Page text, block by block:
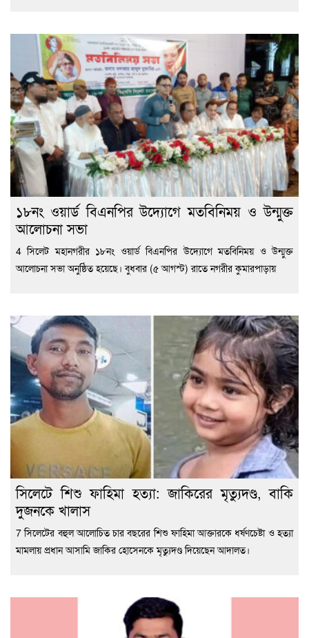
১৮নং ওয়ার্ড বিএনপির উদ্যোগে মতবিনিময় ও উন্মুক্ত
আলোচনা সভা
4 সিলেট মহানগরীর ১৮নং ওয়ার্ড বিএনপির উদ্যোগে মতবিনিময় ও উন্মুক্ত
আলোচনা সভা অনুষ্ঠিত হয়েছে। বুধবার (৫ আগস্ট) রাতে নগরীর কুমারপাড়ায়
সিলেটে শিশু ফাহিমা হত্যা: জাকিরের মৃত্যুদণ্ড, বাকি
দুজনকে খালাস
7 সিলেটের বহুল আলোচিত চার বছরের শিশু ফাহিমা আক্তারকে ধর্ষণচেষ্টা ও হত্যা
মামলায় প্রধান আসামি জাকির হোসেনকে মৃত্যুদণ্ড দিয়েছেন আদালত।